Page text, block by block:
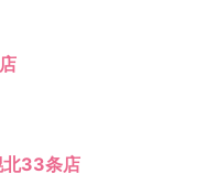
北33条店